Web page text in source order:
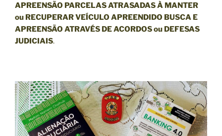
APREENSÃO PARCELAS ATRASADAS À MANTER
ou RECUPERAR VEÍCULO APREENDIDO BUSCA E
APREENSÃO ATRAVÉS DE ACORDOS ou DEFESAS
JUDICIAIS.